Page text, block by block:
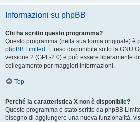
Informazioni su phpBB
Chi ha scritto questo programma?
Questo programma (nella sua forma originale) è
phpBB Limited . È reso disponibile sotto la GNU
versione 2 (GPL-2.0) e può essere liberamente
collegamento per maggiori informazioni.
Top
Perché la caratteristica X non è disponibile?
Questo programma è stato scritto da phpBB
bisogno di aggiungere una nuova funzionalità,